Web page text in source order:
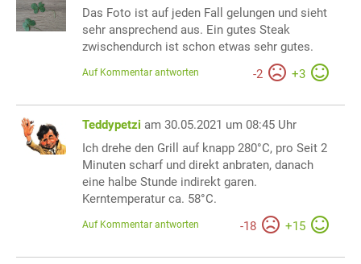
Das Foto ist auf jeden Fall gelungen und sieht
sehr ansprechend aus. Ein gutes Steak
zwischendurch ist schon etwas sehr gutes.
-2 +3
Auf Kommentar antworten
Teddypetzi am 30.05.2021 um 08:45 Uhr
Ich drehe den Grill auf knapp 280°C, pro Seit 2
Minuten scharf und direkt anbraten, danach
eine halbe Stunde indirekt garen.
Kerntemperatur ca. 58°C.
-18 +15
Auf Kommentar antworten